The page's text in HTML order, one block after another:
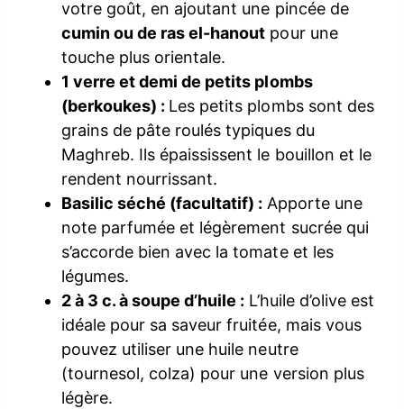
votre goût, en ajoutant une pincée de
cumin ou de ras el-hanout pour une
touche plus orientale.
1 verre et demi de petits plombs
(berkoukes) : Les petits plombs sont des
grains de pâte roulés typiques du
Maghreb. Ils épaississent le bouillon et le
rendent nourrissant.
Basilic séché (facultatif) : Apporte une
note parfumée et légèrement sucrée qui
s’accorde bien avec la tomate et les
légumes.
2 à 3 c. à soupe d’huile : L’huile d’olive est
idéale pour sa saveur fruitée, mais vous
pouvez utiliser une huile neutre
(tournesol, colza) pour une version plus
légère.